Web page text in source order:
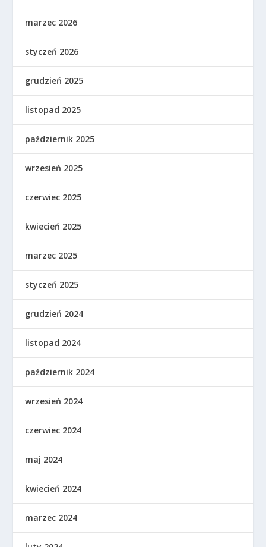
marzec 2026
styczeń 2026
grudzień 2025
listopad 2025
październik 2025
wrzesień 2025
czerwiec 2025
kwiecień 2025
marzec 2025
styczeń 2025
grudzień 2024
listopad 2024
październik 2024
wrzesień 2024
czerwiec 2024
maj 2024
kwiecień 2024
marzec 2024